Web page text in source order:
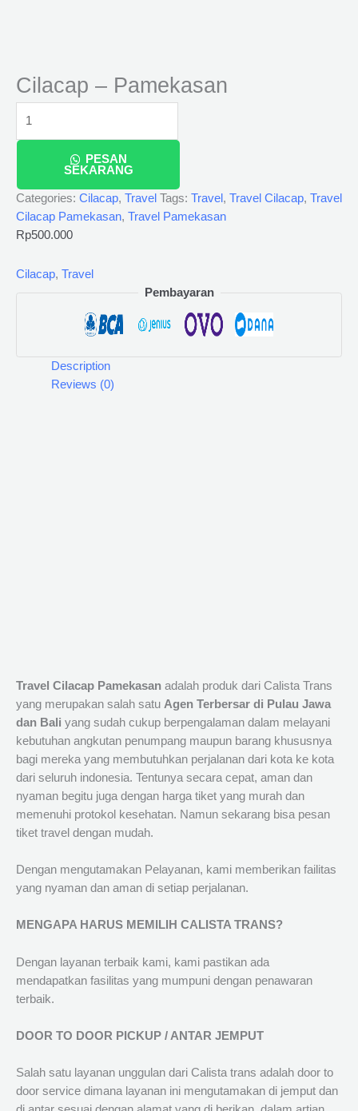
Cilacap – Pamekasan
PESAN
SEKARANG
Categories: Cilacap, Travel Tags: Travel , Travel Cilacap, Travel
Cilacap Pamekasan, Travel Pamekasan
Rp500.000
Cilacap, Travel
Pembayaran
Description
Reviews (0)
Travel Cilacap Pamekasan adalah produk dari Calista Trans
yang merupakan salah satu Agen Terbersar di Pulau Jawa
dan Bali yang sudah cukup berpengalaman dalam melayani
kebutuhan angkutan penumpang maupun barang khususnya
bagi mereka yang membutuhkan perjalanan dari kota ke kota
dari seluruh indonesia. Tentunya secara cepat, aman dan
nyaman begitu juga dengan harga tiket yang murah dan
memenuhi protokol kesehatan. Namun sekarang bisa pesan
tiket travel dengan mudah.
Dengan mengutamakan Pelayanan, kami memberikan failitas
yang nyaman dan aman di setiap perjalanan.
MENGAPA HARUS MEMILIH CALISTA TRANS?
Dengan layanan terbaik kami, kami pastikan ada
mendapatkan fasilitas yang mumpuni dengan penawaran
terbaik.
DOOR TO DOOR PICKUP / ANTAR JEMPUT
Salah satu layanan unggulan dari Calista trans adalah door to
door service dimana layanan ini mengutamakan di jemput dan